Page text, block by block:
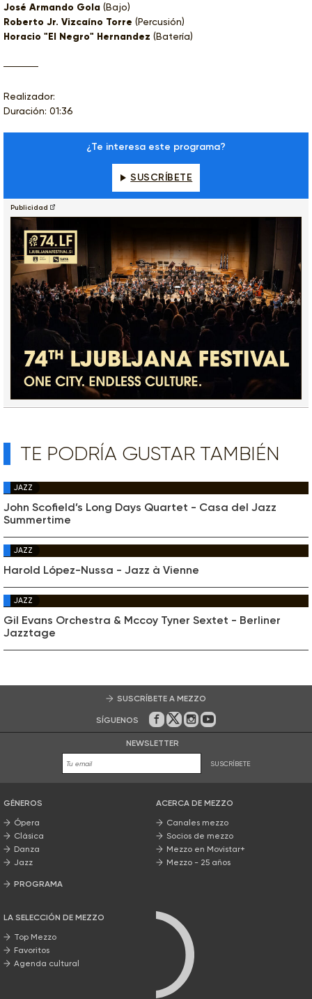
José Armando Gola (Bajo)
Roberto Jr. Vizcaíno Torre (Percusión)
Horacio "El Negro" Hernandez (Batería)
Realizador:
Duración: 01:36
¿Te interesa este programa?
SUSCRÍBETE
Publicidad
TE PODRÍA GUSTAR TAMBIÉN
JAZZ
John Scofield’s Long Days Quartet - Casa del Jazz
Summertime
JAZZ
Harold López-Nussa - Jazz à Vienne
JAZZ
Gil Evans Orchestra & Mccoy Tyner Sextet - Berliner
Jazztage
SUSCRÍBETE A MEZZO
SÍGUENOS En Facebook
En Twitter
En Instagram
En Youtube
NEWSLETTER
SUSCRÍBETE
GÉNEROS
Ópera
Clásica
Danza
Jazz
PROGRAMA
LA SELECCIÓN DE MEZZO
Top Mezzo
Favoritos
Agenda cultural
ACERCA DE MEZZO
Canales mezzo
Socios de mezzo
Mezzo en Movistar+
Mezzo - 25 años